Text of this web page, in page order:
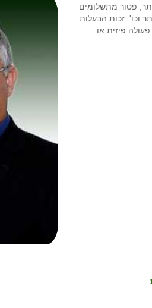
פטור מתשלומים
וכו'. זכות הבעלות
פיזית או